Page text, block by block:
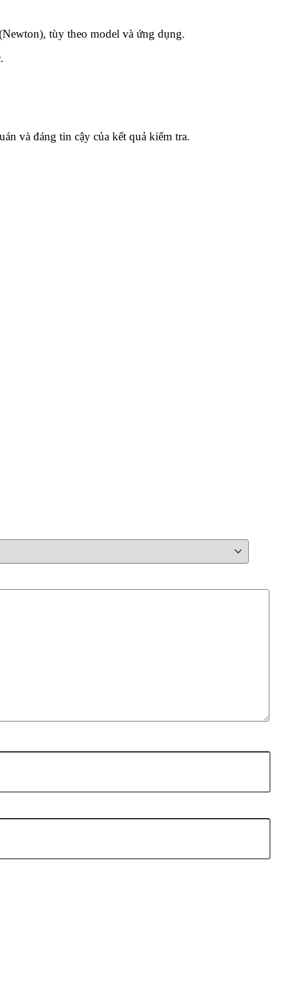
tùy theo model và ứng dụng.
và đáng tin cậy của kết quả kiểm tra.